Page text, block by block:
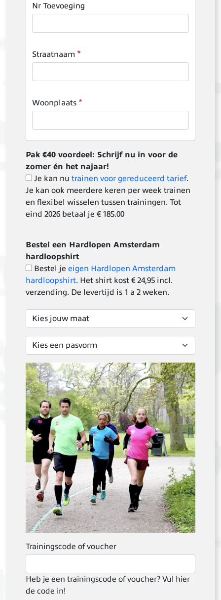
Nr Toevoeging
Straatnaam
Woonplaats
Pak €40 voordeel: Schrijf nu in voor de
zomer én het najaar!
Je kan nu trainen voor gereduceerd tarief.
Je kan ook meerdere keren per week trainen
en flexibel wisselen tussen trainingen. Tot
eind 2026 betaal je € 185.00
Bestel een Hardlopen Amsterdam
hardloopshirt
Bestel je eigen Hardlopen Amsterdam
hardloopshirt. Het shirt kost € 24,95 incl.
verzending. De levertijd is 1 a 2 weken.
Trainingscode of voucher
Heb je een trainingscode of voucher? Vul hier
de code in!